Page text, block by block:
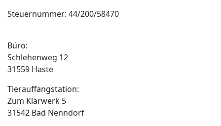
Steuernummer: 44/200/58470
Büro:
Schlehenweg 12
31559 Haste
Tierauffangstation:
Zum Klärwerk 5
31542 Bad Nenndorf